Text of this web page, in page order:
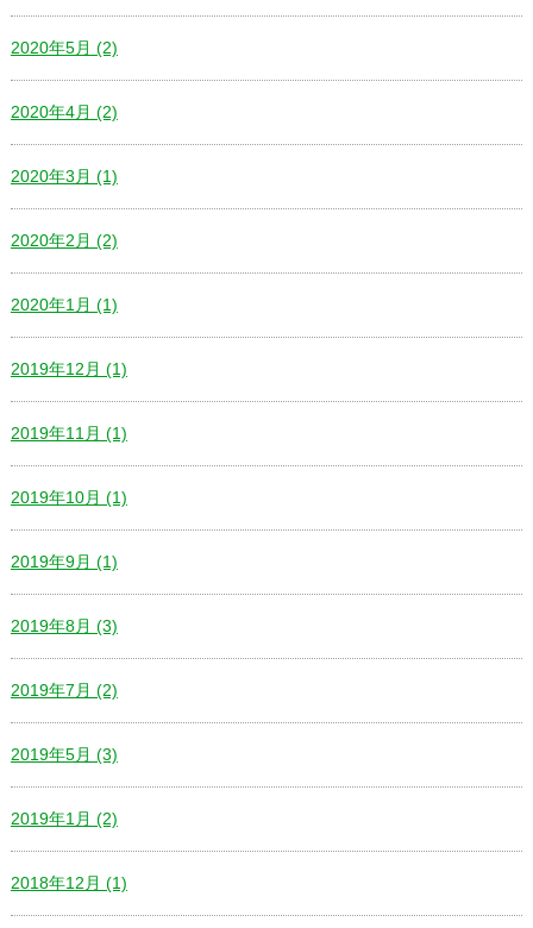
2020年5月 (2)
2020年4月 (2)
2020年3月 (1)
2020年2月 (2)
2020年1月 (1)
2019年12月 (1)
2019年11月 (1)
2019年10月 (1)
2019年9月 (1)
2019年8月 (3)
2019年7月 (2)
2019年5月 (3)
2019年1月 (2)
2018年12月 (1)